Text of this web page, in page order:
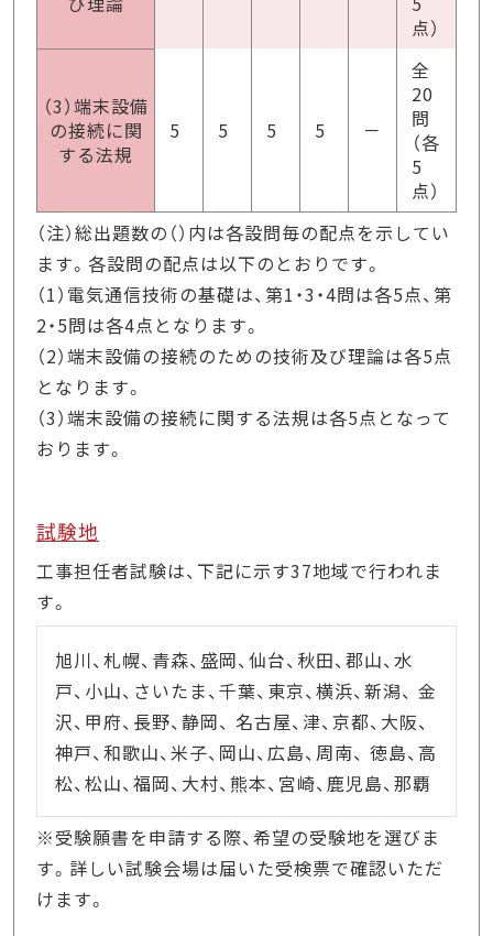
点）
（3）端末設備
の接続に関
する法規
5 5 5 5 －
全
20
問
（各
5
点）
（注）総出題数の（）内は各設問毎の配点を示してい
ます。各設問の配点は以下のとおりです。
（1）電気通信技術の基礎は、第1・3・4問は各5点、第
2・5問は各4点となります。
（2）端末設備の接続のための技術及び理論は各5点
となります。
（3）端末設備の接続に関する法規は各5点となって
おります。
試験地
工事担任者試験は、下記に示す37地域で行われま
す。
旭川、札幌、青森、盛岡、仙台、秋田、郡山、水
戸、小山、さいたま、千葉、東京、横浜、新潟、 金
沢、甲府、長野、静岡、 名古屋、津、京都、大阪、
神戸、和歌山、米子、岡山、広島、周南、 徳島、高
松、松山、福岡、大村、熊本、宮崎、鹿児島、那覇
※受験願書を申請する際、希望の受験地を選びま
す。詳しい試験会場は届いた受検票で確認いただ
けます。